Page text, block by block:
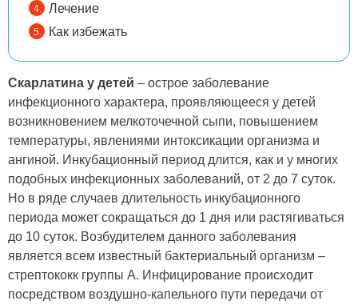
Лечение
Как избежать
Скарлатина у детей – острое заболевание
инфекционного характера, проявляющееся у детей
возникновением мелкоточечной сыпи, повышением
температуры, явлениями интоксикации организма и
ангиной. Инкубационный период длится, как и у многих
подобных инфекционных заболеваний, от 2 до 7 суток.
Но в ряде случаев длительность инкубационного
периода может сокращаться до 1 дня или растягиваться
до 10 суток. Возбудителем данного заболевания
является всем известный бактериальный организм –
стрептококк группы А. Инфицирование происходит
посредством воздушно-капельного пути передачи от